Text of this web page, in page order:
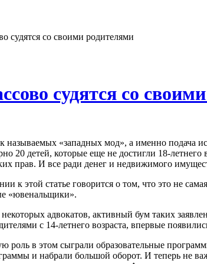
судятся со своими родителями
судятся со
называемых «западных мод», а именно подача
20 детей, которые еще не достигли 18-
прав. И все ради денег и недвижимого
к этой статье говорится о том, что это не
«ювенальщики».
адвокатов, активный бум таких
с 14-летнего возраста, впервые
роль в этом сыграли образовательные
и набрали большой оборот. И теперь не